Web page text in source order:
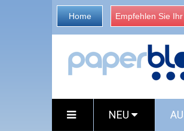
Home Empfehlen Sie
NEU